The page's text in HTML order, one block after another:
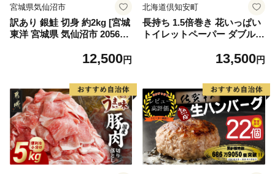
宮城県気仙沼市
訳あり 銀鮭 切身 約2kg [宮城
東洋 宮城県 気仙沼市 205649
格外 不揃い さけ サケ 鮭切身
切り身 魚 わけあり
12,500円
北海道倶知安町
長持ち 1.5倍巻き 花いっぱい
トイレットペーパー ダブル 4
プリント ハーブ 香り付き 日
品 備蓄 送料無料 北海道 倶知
安町 日用品
13,500円